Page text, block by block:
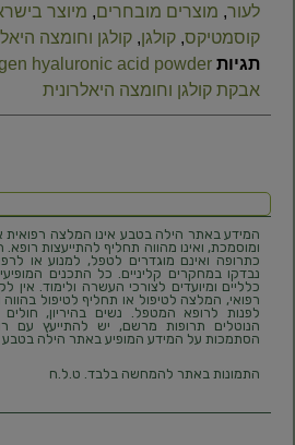
לעור, מוצרים מובחרים, מיוצר
קוסמטיקס, קולגן, קולגן וחומצה
תגיות hyaluronic acid powder
אבקת קולגן וחומצה היאלרונית
המידע באתר הילה בטבע אינו המלצה רפואית
ומוסמכת, ואינו מהווה תחליף להתייעצות
כתרופה ואינם מוגדרים לטפל, למנוע או
נבדקו במחקרים קליניים. כל התכנים
כלליים ומיועדים לצורכי העשרה ולימוד. אין
רפואי, המלצה לטיפול או תחליף לטיפול
לפנות לרופא המטפל. נשים בהיריון,
הנוטלים תרופות מרשם, יש להתייעץ עם
הסתמכות על המידע המופיע באתר הילה
התמונות באתר להמחשה בלבד. ט.ל.ח